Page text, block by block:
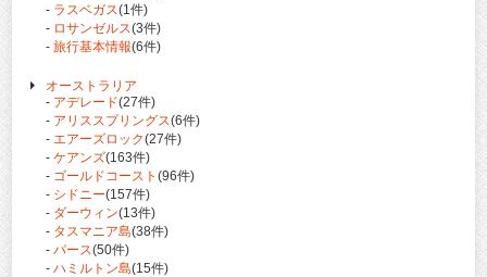
- ラスベガス(1件)
- ロサンゼルス(3件)
- 旅行基本情報(6件)
オーストラリア
- アデレード(27件)
- アリススプリングス(6件)
- エアーズロック(27件)
- ケアンズ(163件)
- ゴールドコースト (96件)
- シドニー(157件)
- ダーウィン(13件)
- タスマニア島(38件)
- パース(50件)
- ハミルトン島(15件)